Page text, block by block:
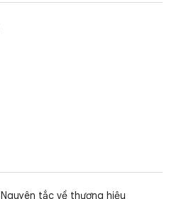
Nguyên tắc về thương hiệu